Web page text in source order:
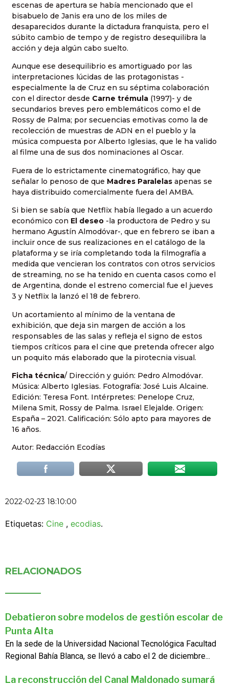
escenas de apertura se había mencionado que el
bisabuelo de Janis era uno de los miles de
desaparecidos durante la dictadura franquista, pero el
súbito cambio de tempo y de registro desequilibra la
acción y deja algún cabo suelto.
Aunque ese desequilibrio es amortiguado por las
interpretaciones lúcidas de las protagonistas -
especialmente la de Cruz en su séptima colaboración
con el director desde Carne trémula (1997)- y de
secundarios breves pero emblemáticos como el de
Rossy de Palma; por secuencias emotivas como la de
recolección de muestras de ADN en el pueblo y la
música compuesta por Alberto Iglesias, que le ha valido
al filme una de sus dos nominaciones al Oscar.
Fuera de lo estrictamente cinematográfico, hay que
señalar lo penoso de que Madres Paralelas apenas se
haya distribuido comercialmente fuera del AMBA.
Si bien se sabía que Netflix había llegado a un acuerdo
económico con El deseo -la productora de Pedro y su
hermano Agustín Almodóvar-, que en febrero se iban a
incluir once de sus realizaciones en el catálogo de la
plataforma y se iría completando toda la filmografía a
medida que vencieran los contratos con otros servicios
de streaming, no se ha tenido en cuenta casos como el
de Argentina, donde el estreno comercial fue el jueves
3 y Netflix la lanzó el 18 de febrero.
Un acortamiento al mínimo de la ventana de
exhibición, que deja sin margen de acción a los
responsables de las salas y refleja el signo de estos
tiempos críticos para el cine que pretenda ofrecer algo
un poquito más elaborado que la pirotecnia visual.
Ficha técnica/ Dirección y guión: Pedro Almodóvar.
Música: Alberto Iglesias. Fotografía: José Luis Alcaine.
Edición: Teresa Font. Intérpretes: Penelope Cruz,
Milena Smit, Rossy de Palma. Israel Elejalde. Origen:
España – 2021. Calificación: Sólo apto para mayores de
16 años.
Autor: Redacción Ecodías
2022-02-23 18:10:00
Etiquetas: Cine , ecodias.
RELACIONADOS
Debatieron sobre modelos de gestión escolar de
Punta Alta
En la sede de la Universidad Nacional Tecnológica Facultad
Regional Bahía Blanca, se llevó a cabo el 2 de diciembre...
La reconstrucción del Canal Maldonado sumará